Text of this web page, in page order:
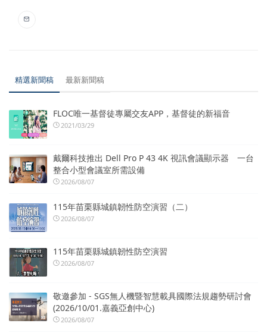
精選新聞稿 最新新聞稿
FLOC唯一基督徒專屬交友APP，基督徒的新福音
2021/03/29
戴爾科技推出 Dell Pro P 43 4K 視訊會議顯示器 一台
整合小型會議室所需設備
2026/08/07
115年苗栗縣城鎮韌性防空演習（二）
2026/08/07
115年苗栗縣城鎮韌性防空演習
2026/08/07
敬邀參加 - SGS無人機暨智慧載具國際法規趨勢研討會
(2026/10/01.嘉義亞創中心)
2026/08/07